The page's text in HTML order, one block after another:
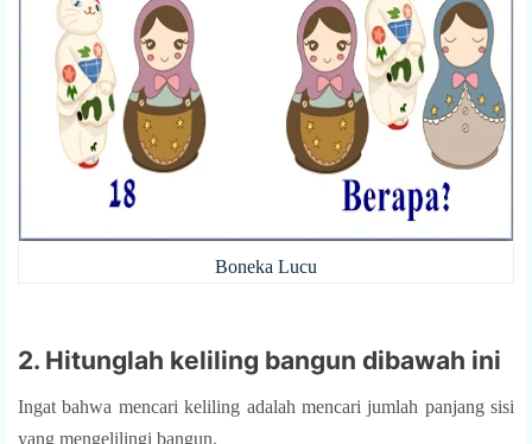
Boneka Lucu
2. Hitunglah keliling bangun dibawah ini
Ingat bahwa mencari keliling adalah mencari jumlah panjang sisi
yang mengelilingi bangun.